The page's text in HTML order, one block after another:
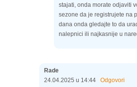
stajati, onda morate odjaviti
sezone da je registrujete na
dana onda gledajte to da
nalepnici ili najkasnije u
Rade
24.04.2025 u 14:44 Odgovori